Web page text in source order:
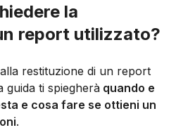
la
report utilizzato?
restituzione di un report
guida ti spiegherà quando e
e cosa fare se ottieni un
.